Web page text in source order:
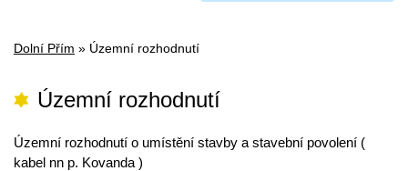
Dolní Přím » Územní rozhodnutí
Územní rozhodnutí
Územní rozhodnutí o umístění stavby a stavební povolení (
kabel nn p. Kovanda )